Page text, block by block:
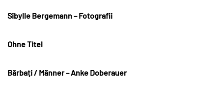
Sibylle Bergemann – Fotografii
Ohne Titel
Bărbați / Männer – Anke Doberauer